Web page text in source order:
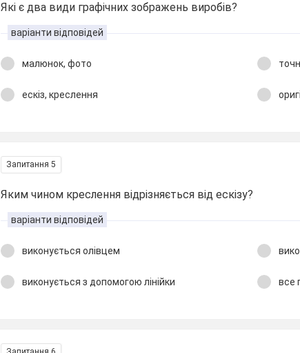
Які є два види графічних зображень виробів?
варіанти відповідей
малюнок, фото
ескіз, креслення
Запитання 5
Яким чином креслення відрізняється від ескізу?
варіанти відповідей
виконується олівцем
виконується з допомогою лінійки все